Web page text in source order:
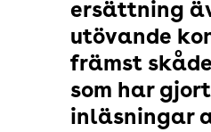
ersättning
utövande
främst
som har gjort
inläsningar